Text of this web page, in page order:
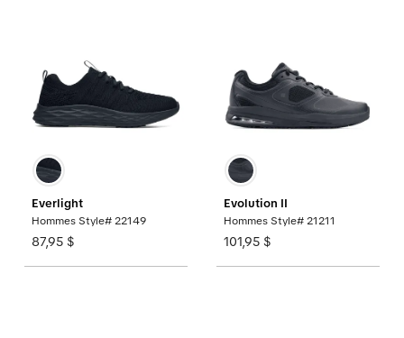
Everlight
Hommes Style# 22149
87,95 $
Evolution II
Hommes Style# 21211
101,95 $